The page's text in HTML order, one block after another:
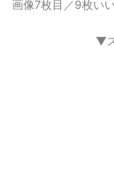
画像7枚目／9枚い
▼